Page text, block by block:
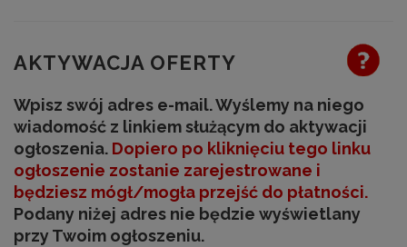
AKTYWACJA OFERTY
Wpisz swój adres e-mail. Wyślemy na niego
wiadomość z linkiem służącym do aktywacji
ogłoszenia. Dopiero po kliknięciu tego linku
ogłoszenie zostanie zarejestrowane i
będziesz mógł/mogła przejść do płatności.
Podany niżej adres nie będzie wyświetlany
przy Twoim ogłoszeniu.